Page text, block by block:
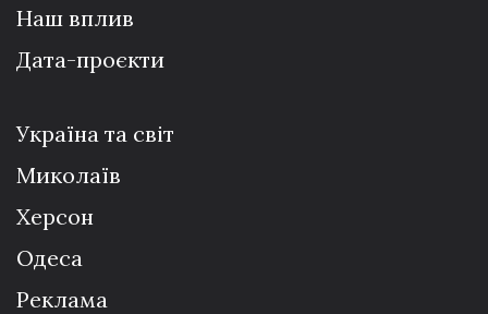
Наш вплив
Дата-проєкти
Україна та світ
Миколаїв
Херсон
Одеса
Реклама